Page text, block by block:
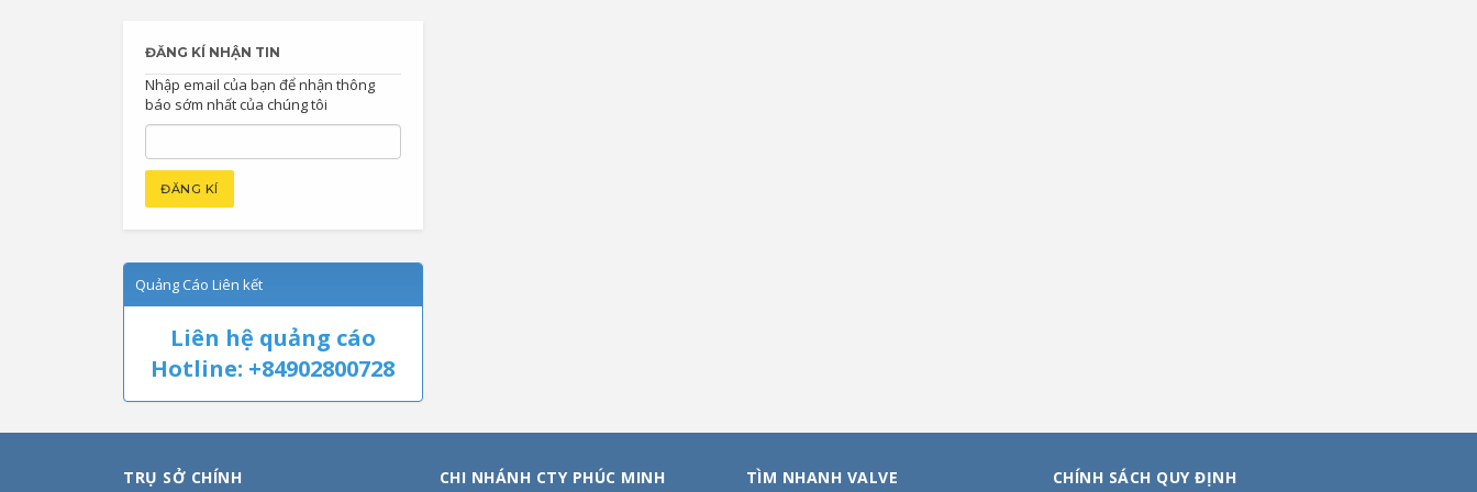
ĐĂNG KÍ NHẬN TIN
Nhập email của bạn để nhận thông
báo sớm nhất của chúng tôi
Quảng Cáo Liên kết
Liên hệ quảng cáo
Hotline: +84902800728
TRỤ SỞ CHÍNH CHI NHÁNH CTY PHÚC MINH TÌM NHANH VALVE CHÍNH SÁCH QUY ĐỊNH